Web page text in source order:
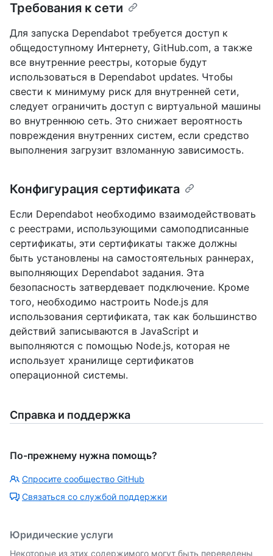
Требования к сети
Для запуска Dependabot требуется доступ к
общедоступному Интернету, GitHub.com, а также
все внутренние реестры, которые будут
использоваться в Dependabot updates. Чтобы
свести к минимуму риск для внутренней сети,
следует ограничить доступ с виртуальной машины
во внутреннюю сеть. Это снижает вероятность
повреждения внутренних систем, если средство
выполнения загрузит взломанную зависимость.
Конфигурация сертификата
Если Dependabot необходимо взаимодействовать
с реестрами, использующими самоподписанные
сертификаты, эти сертификаты также должны
быть установлены на самостоятельных раннерах,
выполняющих Dependabot задания. Эта
безопасность затвердевает подключение. Кроме
того, необходимо настроить Node.js для
использования сертификата, так как большинство
действий записываются в JavaScript и
выполняются с помощью Node.js, которая не
использует хранилище сертификатов
операционной системы.
Справка и поддержка
По-прежнему нужна помощь?
Спросите сообщество GitHub
Связаться со службой поддержки
Юридические услуги
Некоторые из этих содержимого могут быть переведены